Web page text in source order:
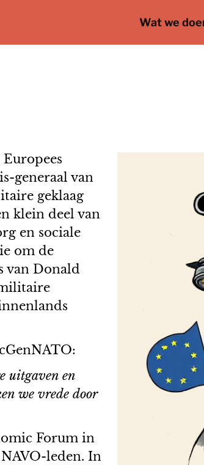
Wat we
generaal van
geklaag
klein deel van
en sociale
om de
van Donald
uitgaven en
we vrede door
Forum in
leden. In